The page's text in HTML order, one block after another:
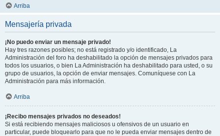
Arriba
Mensajería privada
¡No puedo enviar un mensaje privado!
Hay tres razones posibles; no está registrado y/o identificado, La
Administración del foro ha deshabilitado la opción de mensajes privados para
todos los usuarios, o bien La Administración ha deshabilitado para usted, o su
grupo de usuarios, la opción de enviar mensajes. Comuníquese con La
Administración para más información.
Arriba
¡Recibo mensajes privados no deseados!
Si está recibiendo mensajes maliciosos u ofensivos de un usuario en
particular, puede bloquearlo para que no le pueda enviar mensajes dentro de